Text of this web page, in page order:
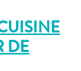
DE